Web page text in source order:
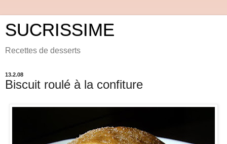
SUCRISSIME
Recettes de desserts
13.2.08
Biscuit roulé à la confiture